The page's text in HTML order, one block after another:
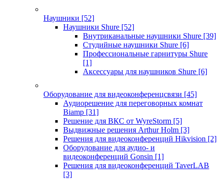
Наушники [52]
Наушники Shure [52]
Внутриканальные наушники Shure [39]
Студийные наушники Shure [6]
Профессиональные гарнитуры Shure
[1]
Аксессуары для наушников Shure [6]
Оборудование для видеоконференцсвязи [45]
Аудиорешение для переговорных комнат
Biamp [31]
Решение для ВКС от WyreStorm [5]
Выдвижные решения Arthur Holm [3]
Решения для видеоконференций Hikvision [2]
Оборудование для аудио- и
видеоконференций Gonsin [1]
Решения для видеоконференций TaverLAB
[3]